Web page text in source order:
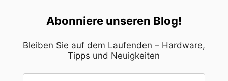
Abonniere unseren Blog!
Bleiben Sie auf dem Laufenden – Hardware,
Tipps und Neuigkeiten